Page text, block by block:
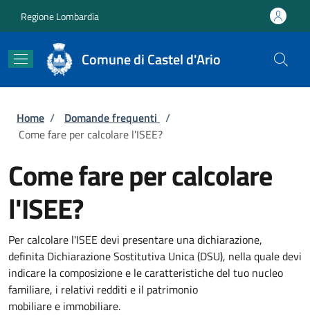
Regione Lombardia
Comune di Castel d'Ario
Briciole di pane
Home / Domande frequenti /
Come fare per calcolare l'ISEE?
Come fare per calcolare
l'ISEE?
Per calcolare l'ISEE devi presentare una dichiarazione,
definita Dichiarazione Sostitutiva Unica (DSU), nella quale devi
indicare la composizione e le caratteristiche del tuo nucleo
familiare, i relativi redditi e il patrimonio
mobiliare e immobiliare.